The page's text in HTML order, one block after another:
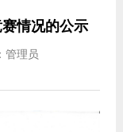
情况的公示
管理员